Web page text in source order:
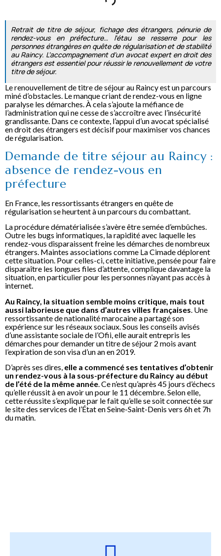
Retrait de titre de séjour, fichage des étrangers, pénurie de
rendez-vous en préfecture… l’étau se resserre pour les
personnes étrangères en quête de régularisation et de stabilité
au Raincy. L’accompagnement d’un avocat expert en droit des
étrangers est essentiel pour réussir le renouvellement de votre
titre de séjour.
Le renouvellement de titre de séjour au Raincy est un parcours
miné d’obstacles. Le manque criant de rendez-vous en ligne
paralyse les démarches. À cela s’ajoute la méfiance de
l’administration qui ne cesse de s’accroître avec l’insécurité
grandissante. Dans ce contexte, l’appui d’un avocat spécialisé
en droit des étrangers est décisif pour maximiser vos chances
de régularisation.
Demande de titre séjour au Raincy :
absence de rendez-vous en
préfecture
En France, les ressortissants étrangers en quête de
régularisation se heurtent à un parcours du combattant.
La procédure dématérialisée s’avère être semée d’embûches.
Outre les bugs informatiques, la rapidité avec laquelle les
rendez-vous disparaissent freine les démarches de nombreux
étrangers. Maintes associations comme La Cimade déplorent
cette situation. Pour celles-ci, cette initiative, pensée pour faire
disparaître les longues files d’attente, complique davantage la
situation, en particulier pour les personnes n’ayant pas accès à
internet.
Au Raincy, la situation semble moins critique, mais tout
aussi laborieuse que dans d’autres villes françaises . Une
ressortissante de nationalité marocaine a partagé son
expérience sur les réseaux sociaux. Sous les conseils avisés
d’une assistante sociale de l’Ofii, elle aurait entrepris les
démarches pour demander un titre de séjour 2 mois avant
l’expiration de son visa d’un an en 2019.
D’après ses dires, elle a commencé ses tentatives d’obtenir
un rendez-vous à la sous-préfecture du Raincy au début
de l’été de la même année. Ce n’est qu’après 45 jours d’échecs
qu’elle réussit à en avoir un pour le 11 décembre. Selon elle,
cette réussite s’explique par le fait qu’elle se soit connectée sur
le site des services de l’État en Seine-Saint-Denis vers 6h et 7h
du matin.